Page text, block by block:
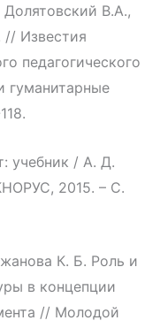
Долятовский В.А.,
// Известия
педагогического
гуманитарные
учебник / А. Д.
2015. – С.
К. Б. Роль и
в концепции
// Молодой